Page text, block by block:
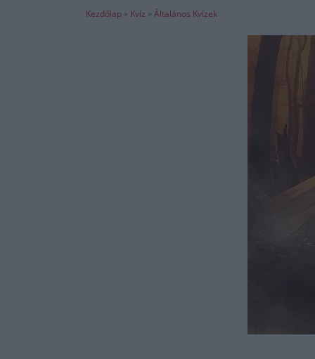
Kezdőlap » Kvíz » Általános Kvízek